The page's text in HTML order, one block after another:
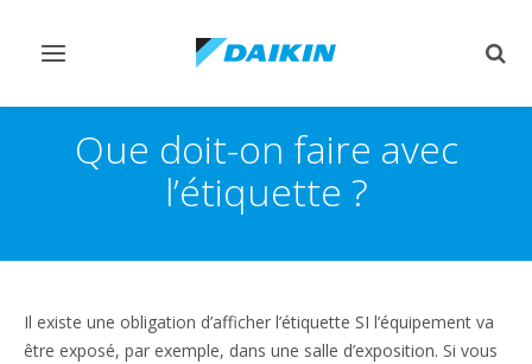
Afficher/masquer
Que doit-on faire avec
l’étiquette ?
Il existe une obligation d’afficher l’étiquette SI l’équipement va
être exposé, par exemple, dans une salle d’exposition. Si vous